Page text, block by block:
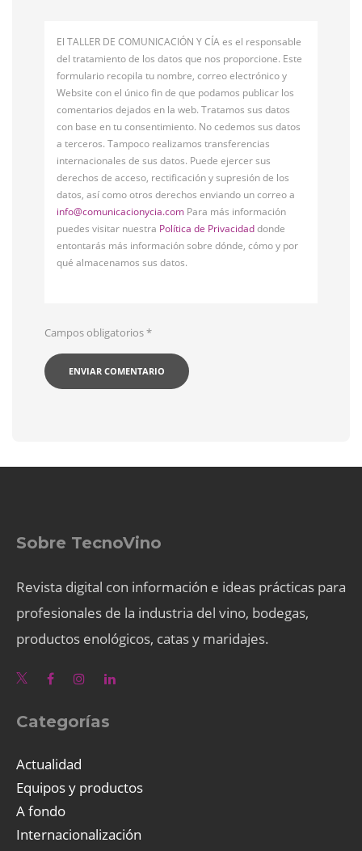
El TALLER DE COMUNICACIÓN Y CÍA es el responsable
del tratamiento de los datos que nos proporcione. Este
formulario recopila tu nombre, correo electrónico y
Website con el único fin de que podamos publicar los
comentarios dejados en la web. Tratamos sus datos
con base en tu consentimiento. No cedemos sus datos
a terceros. Tampoco realizamos transferencias
internacionales de sus datos. Puede ejercer sus
derechos de acceso, rectificación y supresión de los
datos, así como otros derechos enviando un correo a
info@comunicacionycia.com Para más información
puedes visitar nuestra Política de Privacidaddonde
entontarás más información sobre dónde, cómo y por
qué almacenamos sus datos.
Campos obligatorios*
Sobre TecnoVino
Revista digital con información e ideas prácticas para
profesionales de la industria del vino, bodegas,
productos enológicos, catas y maridajes.
Categorías
Actualidad
Equipos y productos
A fondo
Internacionalización